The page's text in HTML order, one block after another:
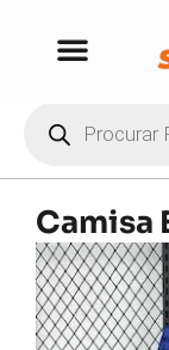
Camisa